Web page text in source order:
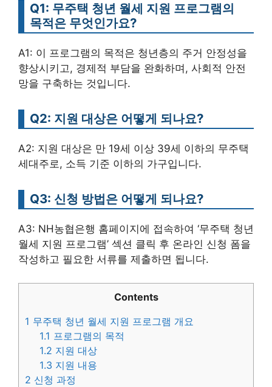
Q1: 무주택 청년 월세 지원 프로그램의
목적은 무엇인가요?
A1: 이 프로그램의 목적은 청년층의 주거 안정성을
향상시키고, 경제적 부담을 완화하며, 사회적 안전
망을 구축하는 것입니다.
Q2: 지원 대상은 어떻게 되나요?
A2: 지원 대상은 만 19세 이상 39세 이하의 무주택
세대주로, 소득 기준 이하의 가구입니다.
Q3: 신청 방법은 어떻게 되나요?
A3: NH농협은행 홈페이지에 접속하여 ‘무주택 청년
월세 지원 프로그램’ 섹션 클릭 후 온라인 신청 폼을
작성하고 필요한 서류를 제출하면 됩니다.
Contents
1 무주택 청년 월세 지원 프로그램 개요
1.1 프로그램의 목적
1.2 지원 대상
1.3 지원 내용
2 신청 과정